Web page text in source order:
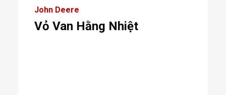
John Deere
Vỏ Van Hằng Nhiệt